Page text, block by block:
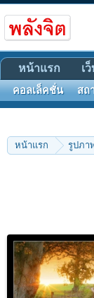
หน้าแรก รูปภา
หน้าแรก เ
คอลเล็คชั่น สถ